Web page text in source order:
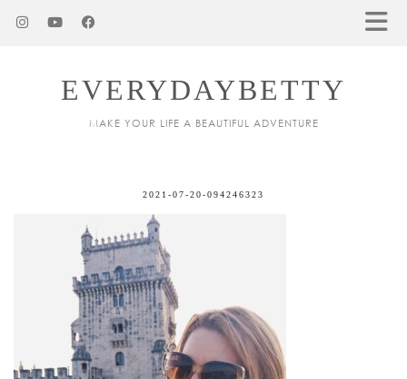
EVERYDAYBETTY
MAKE YOUR LIFE A BEAUTIFUL ADVENTURE
2021-07-20-094246323